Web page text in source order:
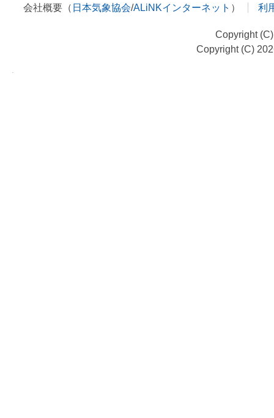
会社概要（ 日本気象協会/ALiNKインターネット ） 利
Copyright
Copyright (C)